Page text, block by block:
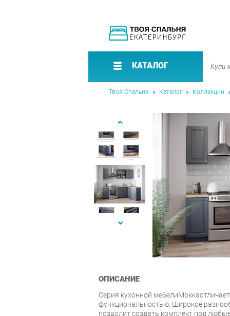
КАТАЛОГ
Твоя Спальня Каталог Коллекции
ОПИСАНИЕ
Серия кухонной
функциональностью. Широкое
позволит создать комплект под